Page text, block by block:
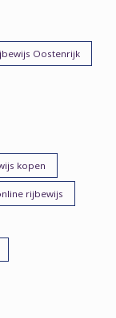
Oostenrijk
kopen
rijbewijs